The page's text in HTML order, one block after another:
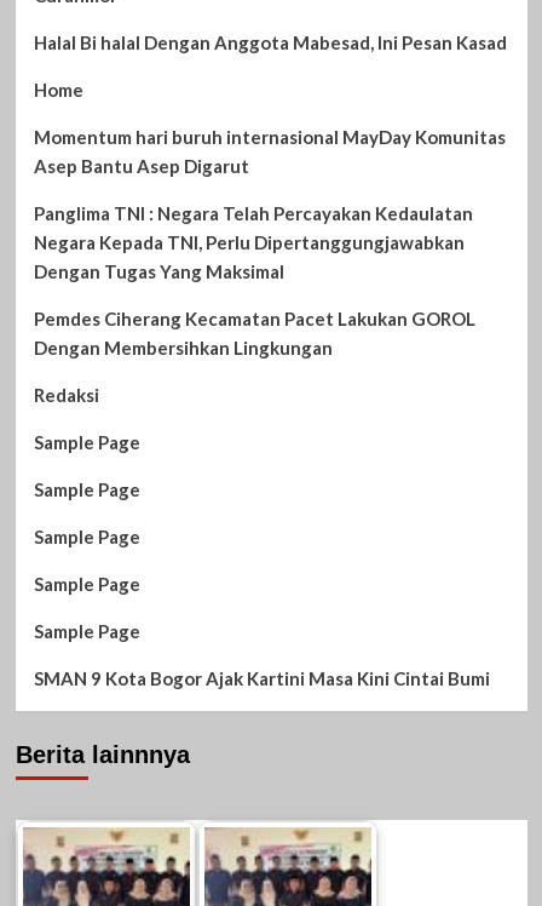
Halal Bi halal Dengan Anggota Mabesad, Ini Pesan Kasad
Home
Momentum hari buruh internasional MayDay Komunitas
Asep Bantu Asep Digarut
Panglima TNI : Negara Telah Percayakan Kedaulatan
Negara Kepada TNI, Perlu Dipertanggungjawabkan
Dengan Tugas Yang Maksimal
Pemdes Ciherang Kecamatan Pacet Lakukan GOROL
Dengan Membersihkan Lingkungan
Redaksi
Sample Page
Sample Page
Sample Page
Sample Page
Sample Page
SMAN 9 Kota Bogor Ajak Kartini Masa Kini Cintai Bumi
Berita lainnnya